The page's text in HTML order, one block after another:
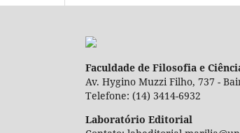
Faculdade de Filosofia e
Av. Hygino Muzzi Filho, 737 -
Telefone: (14) 3414-6932
Laboratório Editorial